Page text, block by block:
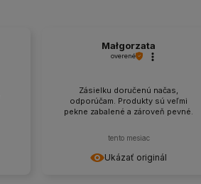
Ukázať originál
Małgorzata
overené
Zásielku doručenú načas,
odporúčam. Produkty sú veľmi
pekne zabalené a zároveň pevné.
tento mesiac